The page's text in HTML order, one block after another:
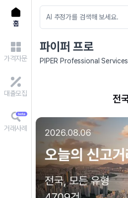
홈
가격자문
대출모집
거래사례
파이퍼 프로
PIPER Professional Services